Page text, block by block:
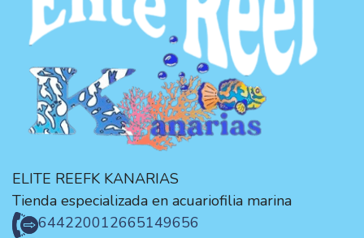
ELITE REEFK KANARIAS
Tienda especializada en acuariofilia marina
644220012665149656